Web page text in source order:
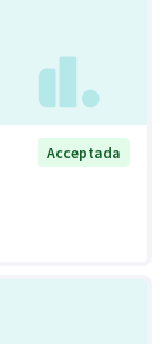
Acceptada